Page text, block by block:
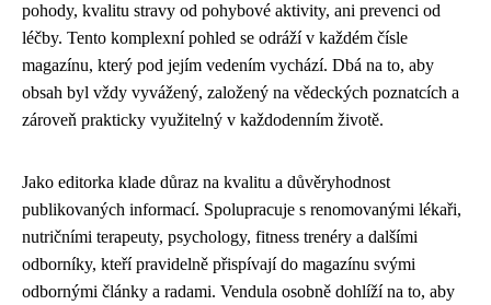
pohody, kvalitu stravy od pohybové aktivity, ani prevenci od
léčby. Tento komplexní pohled se odráží v každém čísle
magazínu, který pod jejím vedením vychází. Dbá na to, aby
obsah byl vždy vyvážený, založený na vědeckých poznatcích a
zároveň prakticky využitelný v každodenním životě.
Jako editorka klade důraz na kvalitu a důvěryhodnost
publikovaných informací. Spolupracuje s renomovanými lékaři,
nutričními terapeuty, psychology, fitness trenéry a dalšími
odborníky, kteří pravidelně přispívají do magazínu svými
odbornými články a radami. Vendula osobně dohlíží na to, aby